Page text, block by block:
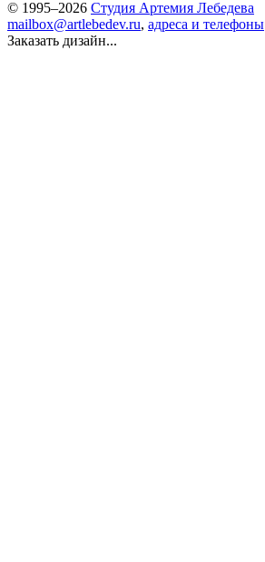
© 1995–2026 Студия Артемия Лебедева
mailbox@artlebedev.ru, адреса и телефоны
Заказать дизайн...